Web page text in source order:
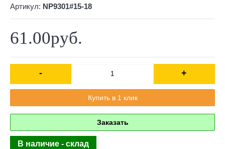
Артикул: NP9301#15-18
61.00руб.
- +
Купить в 1 клик
Заказать
В наличие - склад